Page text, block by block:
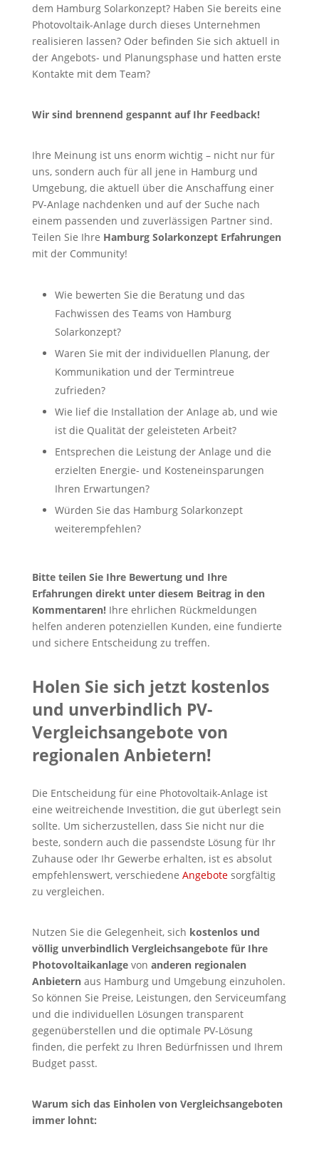
dem Hamburg Solarkonzept? Haben Sie bereits eine
Photovoltaik-Anlage durch dieses Unternehmen
realisieren lassen? Oder befinden Sie sich aktuell in
der Angebots- und Planungsphase und hatten erste
Kontakte mit dem Team?
Wir sind brennend gespannt auf Ihr Feedback!
Ihre Meinung ist uns enorm wichtig – nicht nur für
uns, sondern auch für all jene in Hamburg und
Umgebung, die aktuell über die Anschaffung einer
PV-Anlage nachdenken und auf der Suche nach
einem passenden und zuverlässigen Partner sind.
Teilen Sie Ihre Hamburg Solarkonzept Erfahrungen
mit der Community!
Wie bewerten Sie die Beratung und das
Fachwissen des Teams von Hamburg
Solarkonzept?
Waren Sie mit der individuellen Planung, der
Kommunikation und der Termintreue
zufrieden?
Wie lief die Installation der Anlage ab, und wie
ist die Qualität der geleisteten Arbeit?
Entsprechen die Leistung der Anlage und die
erzielten Energie- und Kosteneinsparungen
Ihren Erwartungen?
Würden Sie das Hamburg Solarkonzept
weiterempfehlen?
Bitte teilen Sie Ihre Bewertung und Ihre
Erfahrungen direkt unter diesem Beitrag in den
Kommentaren!Ihre ehrlichen Rückmeldungen
helfen anderen potenziellen Kunden, eine fundierte
und sichere Entscheidung zu treffen.
Holen Sie sich jetzt kostenlos
und unverbindlich PV-
Vergleichsangebote von
regionalen Anbietern!
Die Entscheidung für eine Photovoltaik-Anlage ist
eine weitreichende Investition, die gut überlegt sein
sollte. Um sicherzustellen, dass Sie nicht nur die
beste, sondern auch die passendste Lösung für Ihr
Zuhause oder Ihr Gewerbe erhalten, ist es absolut
empfehlenswert, verschiedene Angebotesorgfältig
zu vergleichen.
Nutzen Sie die Gelegenheit, sich kostenlos und
völlig unverbindlich Vergleichsangebote für Ihre
Photovoltaikanlagevon anderen regionalen
Anbieternaus Hamburg und Umgebung einzuholen.
So können Sie Preise, Leistungen, den Serviceumfang
und die individuellen Lösungen transparent
gegenüberstellen und die optimale PV-Lösung
finden, die perfekt zu Ihren Bedürfnissen und Ihrem
Budget passt.
Warum sich das Einholen von Vergleichsangeboten
immer lohnt: